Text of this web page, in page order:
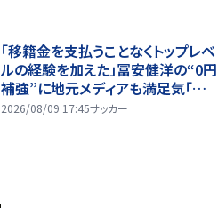
「移籍金を支払うことなくトップレベ
ルの経験を加えた」冨安健洋の“0円
補強”に地元メディアも満足気「最
終ラインの再編を進める監督が重
2026/08/09 17:45サッカー